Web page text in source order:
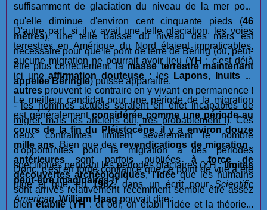
suffisamment de glaciation du niveau de la mer pour
qu'elle diminue d'environ cent cinquante pieds (46
mètres), une telle baisse du niveau des mers est
nécessaire pour que le pont de terre de Béring (ou, peut-
être plus correctement, lamasse terrestre maintenant
appelée Béringie) puisse apparaître.
D'autre part, si il y avait une telle glaciation, les voies
terrestres en Amérique du Nord étaient impraticables,
aucune migration ne pourrait avoir lieu (YH : c'est déjà
ici une affirmation douteuse : les Lapons, Inuits et
autres prouvent le contraire en y vivant en permanence !
-les hommes actuels seraient en effet incapables de
migrer, mais les anciens oui, très probablement !). Ces
deux contraintes limitent sévèrement le nombre
d'opportunités pour la migration à des périodes
spécifiques pendant les périodes glaciaires (YH :limites
peut-être imaginaires !)
Le meilleur candidat pour une période de la migration
est généralement considérée comme une période au
cours de la fin du Pléistocène, il y a environ douze
mille ans. Bien que des revendications de migrations
antérieures sont parfois publiées à force de
découvertes archéologiques,l'idéeque les humains
sont arrivés relativement récemment semble être assez
bienétablie(YH: et oui, on établi l'idée et la théorie...
Donc, c'est en toute confiance que ce point de vue a été
jugé et que, en1962, dans un écrit pourScientific
American,William Haagpouvait dire :